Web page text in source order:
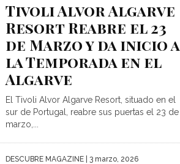
Tivoli Alvor Algarve
Resort Reabre el 23
de Marzo y da inicio a
la Temporada en el
Algarve
El Tivoli Alvor Algarve Resort, situado en el
sur de Portugal, reabre sus puertas el 23 de
marzo,...
DESCUBRE MAGAZINE | 3 marzo, 2026